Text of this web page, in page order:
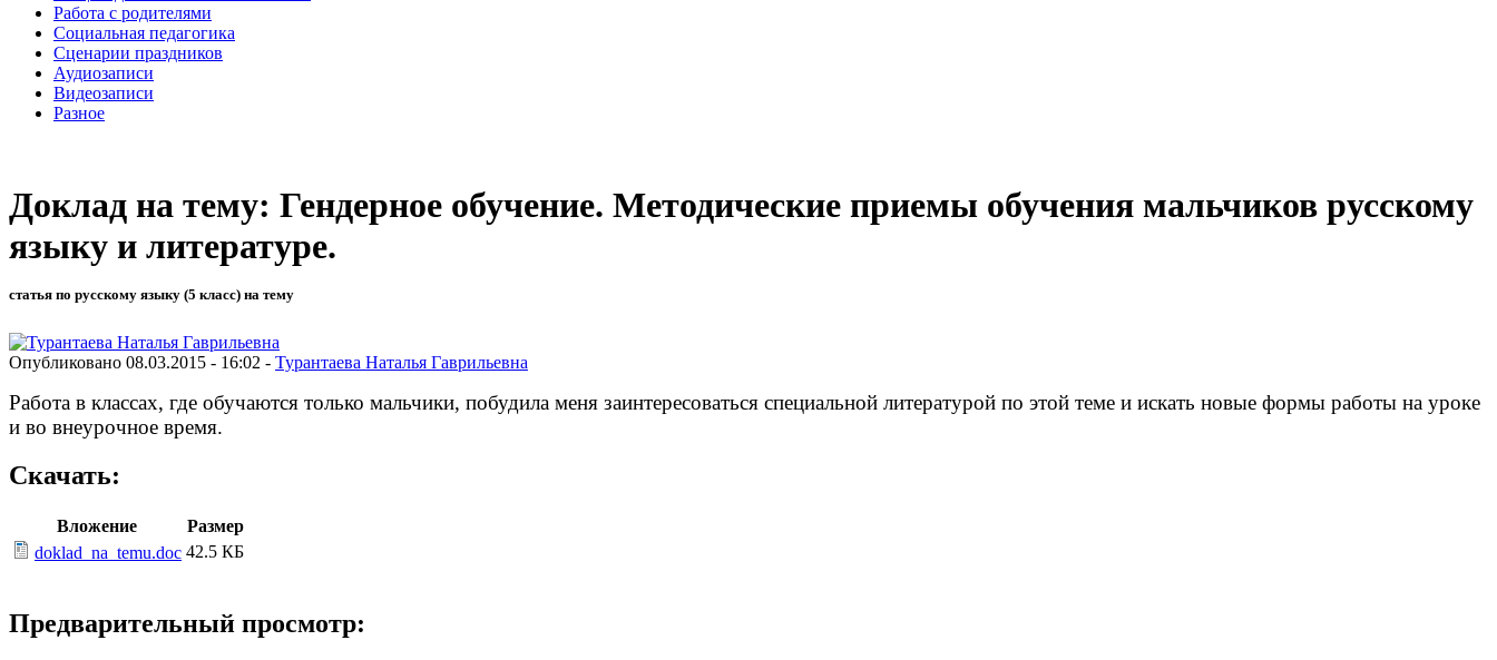
Работа с родителями
Социальная педагогика
Сценарии праздников
Аудиозаписи
Видеозаписи
Разное
Доклад на тему: Гендерное обучение. Методические приемы обучения мальчиков русскому
языку и литературе.
статья по русскому языку (5 класс) на тему
Опубликовано 08.03.2015 - 16:02 - Турантаева Наталья Гаврильевна
Работа в классах, где обучаются только мальчики, побудила меня заинтересоваться специальной литературой по этой теме и искать новые формы работы на уроке
и во внеурочное время.
Скачать:
Вложение
Размер
doklad_na_temu.doc 42.5 КБ
Предварительный просмотр: